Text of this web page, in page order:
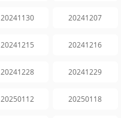
20241130 20241207
20241215 20241216
20241228 20241229
20250112 20250118